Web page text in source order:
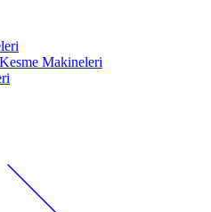
Makineleri